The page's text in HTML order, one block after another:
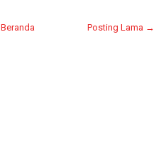
Posting Lama →
Beranda